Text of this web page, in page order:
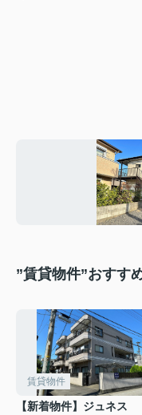
”賃貸物件”おすす
賃貸物件
【新着物件】ジュネス